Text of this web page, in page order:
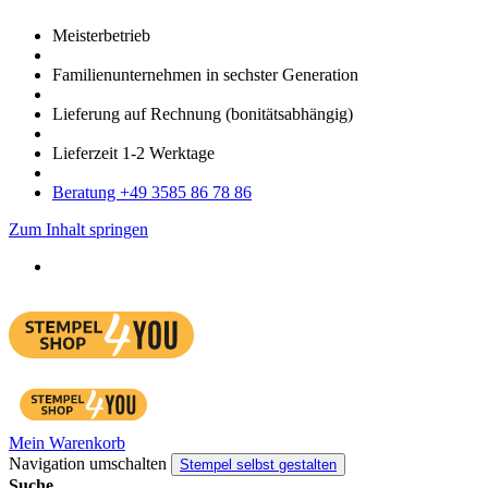
Meister­betrieb
Familien­unter­nehmen in sechster Gene­ration
Lieferung auf Rech­nung (bonitätsabhängig)
Liefer­zeit 1-2 Werk­tage
Bera­tung +49 3585 86 78 86
Zum Inhalt springen
Mein Warenkorb
Navigation umschalten
Stempel selbst gestalten